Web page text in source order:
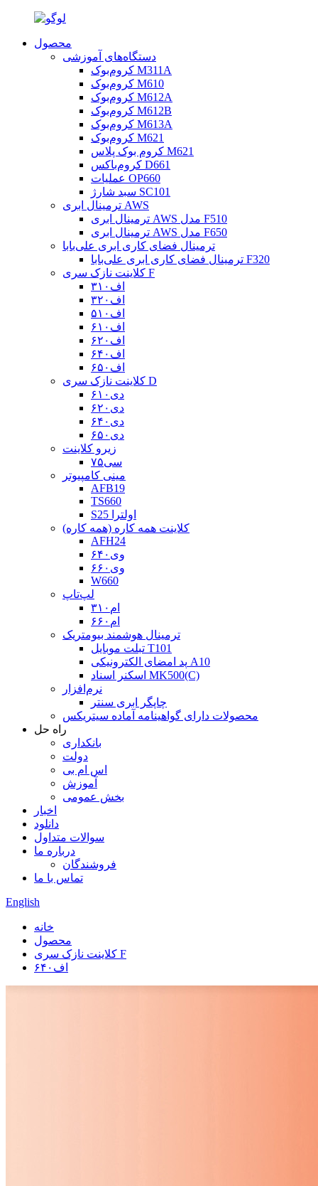
محصول
دستگاه‌های آموزشی
کروم‌بوک M311A
کروم‌بوک M610
کروم‌بوک M612A
کروم‌بوک M612B
کروم‌بوک M613A
کروم‌بوک M621
کروم بوک پلاس M621
کروم‌باکس D661
عملیات OP660
سبد شارژ SC101
ترمینال ابری AWS
ترمینال ابری AWS مدل F510
ترمینال ابری AWS مدل F650
ترمینال فضای کاری ابری علی‌بابا
ترمینال فضای کاری ابری علی‌بابا F320
کلاینت نازک سری F
اف۳۱۰
اف۳۲۰
اف۵۱۰
اف۶۱۰
اف۶۲۰
اف۶۴۰
اف۶۵۰
کلاینت نازک سری D
دی۶۱۰
دی۶۲۰
دی۶۴۰
دی۶۵۰
زیرو کلاینت
سی۷۵
مینی کامپیوتر
AFB19
TS660
S25 اولترا
کلاینت همه کاره (همه کاره)
AFH24
وی۶۴۰
وی۶۶۰
W660
لپ‌تاپ
ام۳۱۰
ام۶۶۰
ترمینال هوشمند بیومتریک
تبلت موبایل T101
پد امضای الکترونیکی A10
اسکنر اسناد MK500(C)
نرم‌افزار
چاپگر ابری سنتر
محصولات دارای گواهینامه آماده سیتریکس
راه حل
بانکداری
دولت
اس ام بی
آموزش
بخش عمومی
اخبار
دانلود
سوالات متداول
درباره ما
فروشندگان
تماس با ما
English
خانه
محصول
کلاینت نازک سری F
اف۶۴۰